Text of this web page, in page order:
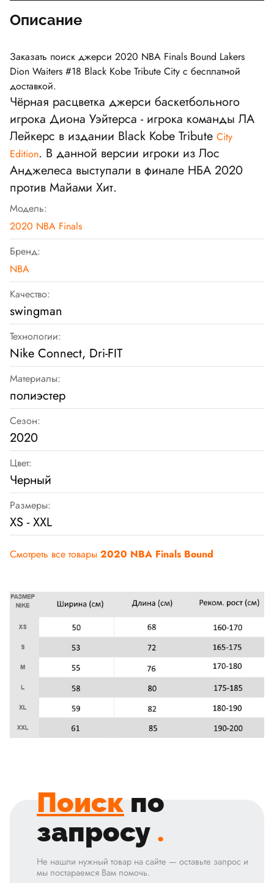
Описание
Заказать поиск джерси 2020 NBA Finals Bound Lakers
Dion Waiters #18 Black Kobe Tribute City с бесплатной
доставкой.
Чёрная расцветка джерси баскетбольного
игрока Диона Уэйтерса - игрока команды ЛА
Лейкерс в издании Black Kobe Tribute City
Edition. В данной версии игроки из Лос
Анджелеса выступали в финале НБА 2020
против Майами Хит.
Модель:
2020 NBA Finals
Бренд:
NBA
Качество:
swingman
Технологии:
Nike Connect, Dri-FIT
Материалы:
полиэстер
Сезон:
2020
Цвет:
Черный
Размеры:
XS - XXL
Смотреть все товары 2020 NBA Finals Bound
Поиск по
запросу .
Не нашли нужный товар на сайте — оставьте запрос и
мы постараемся Вам помочь.